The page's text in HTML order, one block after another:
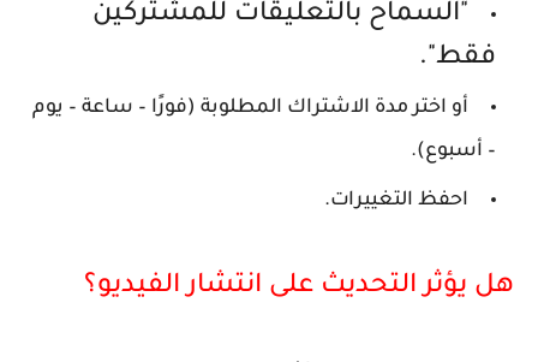
"السماح بالتعليقات للمشتركين
فقط".
أو اختر مدة الاشتراك المطلوبة (فورًا – ساعة – يوم
– أسبوع).
احفظ التغييرات.
هل يؤثر التحديث على انتشار الفيديو؟